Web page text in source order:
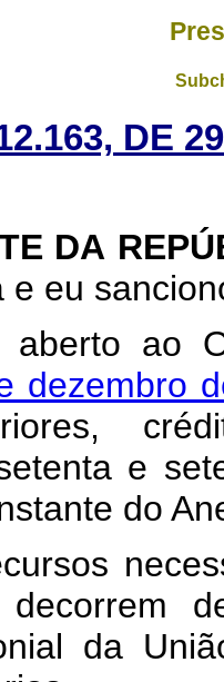
DE
DA
e eu
ao
dezembro
e
do
da